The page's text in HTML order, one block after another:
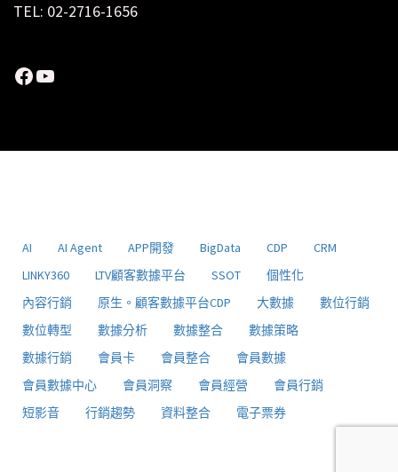
TEL: 02-2716-1656
Facebook
YouTube
AI AI Agent APP開發 BigData CDP
CRM
LINKY360
LTV顧客數據平台 SSOT
個性化
內容行銷
原生。顧客數據平台CDP 大數據
數位行銷
數位轉型
數據分析 數據整合
數據策略
數據行銷
會員卡 會員整合
會員數據
會員數據中心
會員洞察 會員經營
會員行銷
短影音
行銷趨勢 資料整合 電子票券